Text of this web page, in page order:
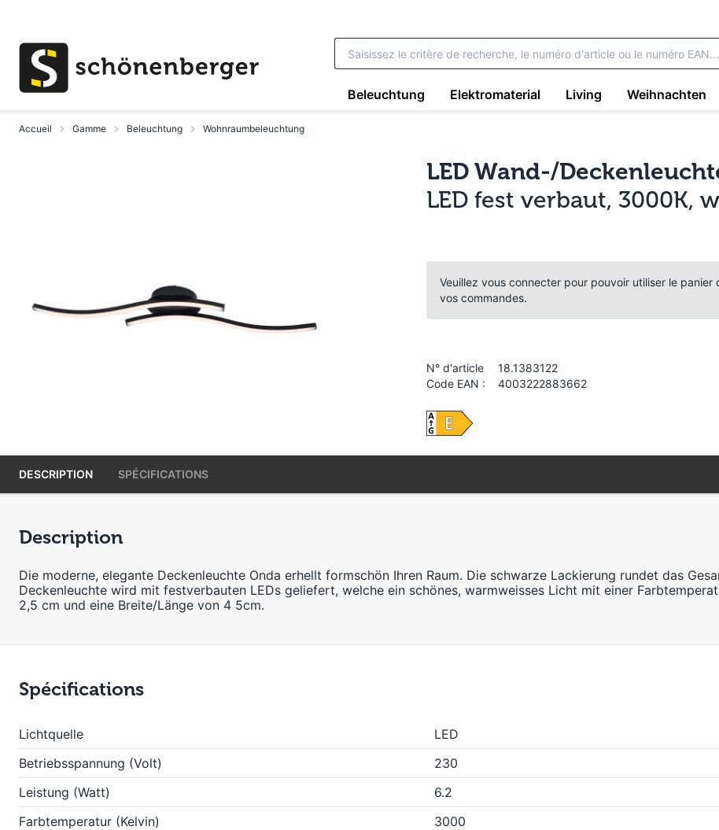
Beleuchtung Elektromaterial Living Weihnachten
Accueil Gamme Beleuchtung Wohnraumbeleuchtung
LED Wand-/
LED fest verbaut, 3000K,
Veuillez vous connecter pour pouvoir utiliser le panier
vos commandes.
N° d'article
18.1383122
Code EAN :
4003222883662
DESCRIPTION SPÉCIFICATIONS
Description
Die moderne, elegante Deckenleuchte Onda erhellt formschön Ihren Raum. Die schwarze Lackierung rundet das
Deckenleuchte wird mit festverbauten LEDs geliefert, welche ein schönes, warmweisses Licht mit einer
2,5 cm und eine Breite/Länge von 4 5cm.
Spécifications
Lichtquelle
LED
Betriebsspannung (Volt)
230
Leistung (Watt)
6.2
Farbtemperatur (Kelvin)
3000